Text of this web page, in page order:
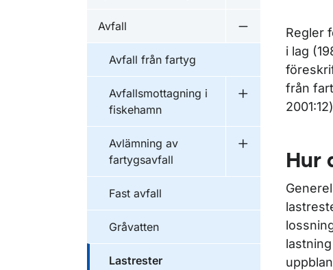
Avfall
Undermeny för
Avfall från fartyg
Avfallsmottagning i
fiskehamn
Undermeny för
Avlämning av
fartygsavfall
Undermeny för
Fast avfall
Gråvatten
Lastrester
Regler
i lag
från
Hur